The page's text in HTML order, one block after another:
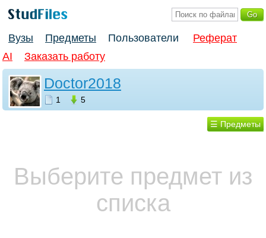
Вузы Предметы Пользователи
Реферат
AI
Заказать работу
Doctor2018
1 5
☰ Предметы
Выберите предмет из
списка